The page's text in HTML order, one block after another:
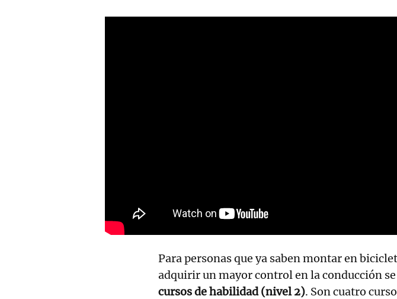
Para personas que ya saben montar en
adquirir un mayor control en la conducción
cursos de habilidad (nivel 2). Son cuatro